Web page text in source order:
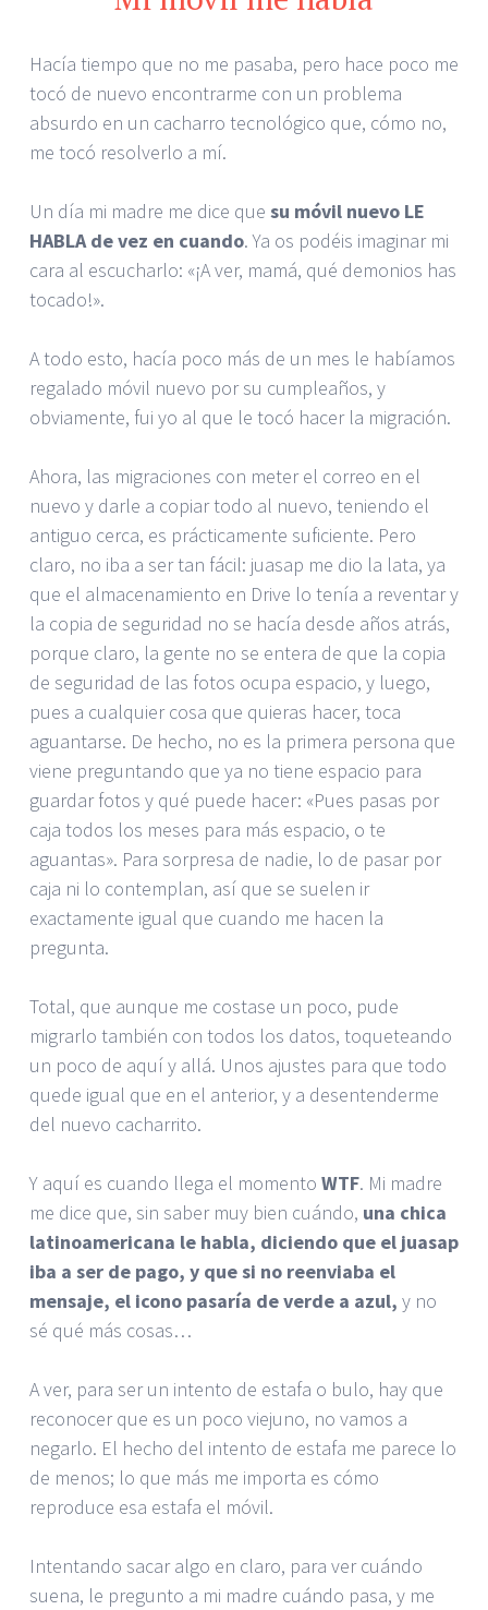
Hacía tiempo que no me pasaba, pero hace poco me
tocó de nuevo encontrarme con un problema
absurdo en un cacharro tecnológico que, cómo no,
me tocó resolverlo a mí.
Un día mi madre me dice que su móvil nuevo LE
HABLA de vez en cuando. Ya os podéis imaginar mi
cara al escucharlo: «¡A ver, mamá, qué demonios has
tocado!».
A todo esto, hacía poco más de un mes le habíamos
regalado móvil nuevo por su cumpleaños, y
obviamente, fui yo al que le tocó hacer la migración.
Ahora, las migraciones con meter el correo en el
nuevo y darle a copiar todo al nuevo, teniendo el
antiguo cerca, es prácticamente suficiente. Pero
claro, no iba a ser tan fácil: juasap me dio la lata, ya
que el almacenamiento en Drive lo tenía a reventar y
la copia de seguridad no se hacía desde años atrás,
porque claro, la gente no se entera de que la copia
de seguridad de las fotos ocupa espacio, y luego,
pues a cualquier cosa que quieras hacer, toca
aguantarse. De hecho, no es la primera persona que
viene preguntando que ya no tiene espacio para
guardar fotos y qué puede hacer: «Pues pasas por
caja todos los meses para más espacio, o te
aguantas». Para sorpresa de nadie, lo de pasar por
caja ni lo contemplan, así que se suelen ir
exactamente igual que cuando me hacen la
pregunta.
Total, que aunque me costase un poco, pude
migrarlo también con todos los datos, toqueteando
un poco de aquí y allá. Unos ajustes para que todo
quede igual que en el anterior, y a desentenderme
del nuevo cacharrito.
Y aquí es cuando llega el momento WTF. Mi madre
me dice que, sin saber muy bien cuándo, una chica
latinoamericana le habla, diciendo que el juasap
iba a ser de pago, y que si no reenviaba el
mensaje, el icono pasaría de verde a azul, y no
sé qué más cosas…
A ver, para ser un intento de estafa o bulo, hay que
reconocer que es un poco viejuno, no vamos a
negarlo. El hecho del intento de estafa me parece lo
de menos; lo que más me importa es cómo
reproduce esa estafa el móvil.
Intentando sacar algo en claro, para ver cuándo
suena, le pregunto a mi madre cuándo pasa, y me